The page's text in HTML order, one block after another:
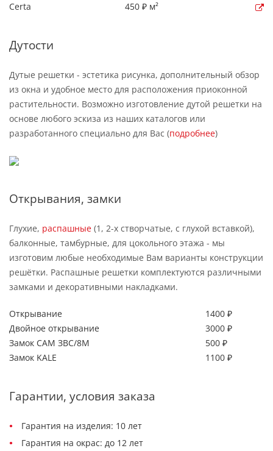
Certa
450 ₽ м²
Дутости
Дутые решетки - эстетика рисунка, дополнительный обзор
из окна и удобное место для расположения приоконной
растительности. Возможно изготовление дутой решетки на
основе любого эскиза из наших каталогов или
разработанного специально для Вас (подробнее)
Открывания, замки
Глухие, распашные (1, 2-х створчатые, с глухой вставкой),
балконные, тамбурные, для цокольного этажа - мы
изготовим любые необходимые Вам варианты конструкции
решётки. Распашные решетки комплектуются различными
замками и декоративными накладками.
Открывание
1400 ₽
Двойное открывание
3000 ₽
Замок САМ ЗВС/8М
500 ₽
Замок KALE
1100 ₽
Гарантии, условия заказа
Гарантия на изделия: 10 лет
Гарантия на окрас: до 12 лет